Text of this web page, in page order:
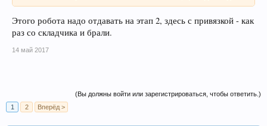
Этого робота надо отдавать на этап 2, здесь с привязкой - как
раз со складчика и брали.
14 май 2017
(Вы должны войти или зарегистрироваться, чтобы ответить.)
1
2 Вперёд >